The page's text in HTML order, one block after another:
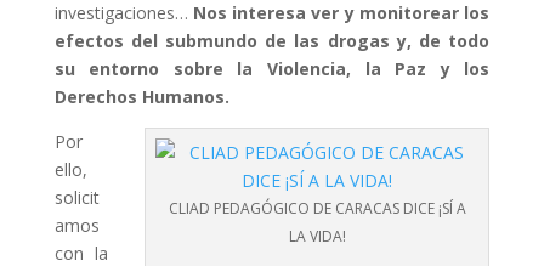
investigaciones… Nos interesa ver y monitorear los
efectos del submundo de las drogas y, de todo
su entorno sobre la Violencia, la Paz y los
Derechos Humanos.
CLIAD PEDAGÓGICO DE CARACAS DICE ¡SÍ A
LA VIDA!
Por
ello,
solicit
amos
con la